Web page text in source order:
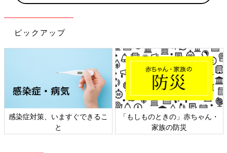
ピックアップ
すぐできるこ
「もしものときの」赤ちゃん・
日本外来小児科